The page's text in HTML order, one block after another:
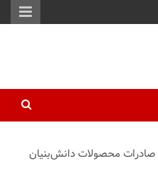
صادرات محصولات دانش‌بنیان